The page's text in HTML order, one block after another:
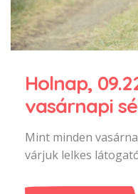
Holnap,
vasárnapi
Mint minden
várjuk lelkes